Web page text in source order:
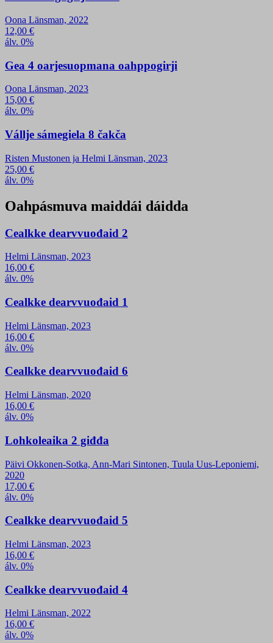
Oona Länsman, 2022
12,00 €
álv. 0%
Gea 4 oarjesuopmana oahppogirji
Oona Länsman, 2023
15,00 €
álv. 0%
Vállje sámegiela 8 čakča
Risten Mustonen ja Helmi Länsman, 2023
25,00 €
álv. 0%
Oahpásmuva maiddái dáidda
Cealkke dearvvuođaid 2
Helmi Länsman, 2023
16,00 €
álv. 0%
Cealkke dearvvuođaid 1
Helmi Länsman, 2023
16,00 €
álv. 0%
Cealkke dearvvuođaid 6
Helmi Länsman, 2020
16,00 €
álv. 0%
Lohkoleaika 2 giđđa
Päivi Okkonen-Sotka, Ann-Mari Sintonen, Tuula Uus-Leponiemi,
2020
17,00 €
álv. 0%
Cealkke dearvvuođaid 5
Helmi Länsman, 2023
16,00 €
álv. 0%
Cealkke dearvvuođaid 4
Helmi Länsman, 2022
16,00 €
álv. 0%